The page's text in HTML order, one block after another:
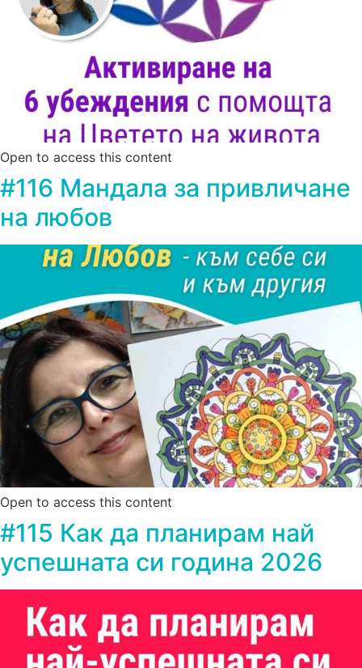
Open to access this content
#116 Мандала за привличане
на любов
Open to access this content
#115 Как да планирам най
успешната си година 2026